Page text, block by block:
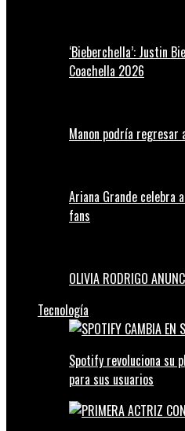
‘Bieberchella’: Justin
Coachella 2026
Manon podría regresar
Ariana Grande celebra
fans
OLIVIA RODRIGO
Tecnología
Spotify revoluciona su
para sus usuarios